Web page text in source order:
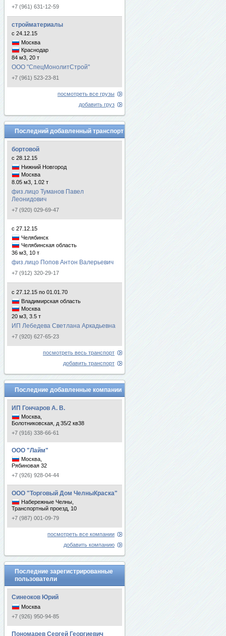
+7 (961) 631-12-59
стройматериалы
с 24.12.15
Москва
Краснодар
84 м3, 20 т
ООО "СпецМонолитСтрой"
+7 (961) 523-23-81
посмотреть все грузы
добавить груз
Последний добавленный транспорт
бортовой
с 28.12.15
Нижний Новгород
Москва
8.05 м3, 1.02 т
физ.лицо Туманов Павел
Леонидович
+7 (920) 029-69-47
с 27.12.15
Челябинск
Челябинская область
36 м3, 10 т
физ.лицо Попов Антон Валерьевич
+7 (912) 320-29-17
с 27.12.15 по 01.01.70
Владимирская область
Москва
20 м3, 3.5 т
ИП Лебедева Светлана Аркадьевна
+7 (920) 627-65-23
посмотреть весь транспорт
добавить транспорт
Последние добавленные компании
ИП Гончаров А. В.
Москва,
Болотниковская, д 35/2 кв38
+7 (916) 338-66-61
ООО "Лайм"
Москва,
Рябиновая 32
+7 (926) 928-04-44
ООО "Торговый Дом ЧелныКраска"
Набережные Челны,
Транспортный проезд, 10
+7 (987) 001-09-79
посмотреть все компании
добавить компанию
Последние зарегистрированные
пользователи
Синеоков Юрий
Москва
+7 (926) 950-94-85
Пономарев Сергей Георгиевич